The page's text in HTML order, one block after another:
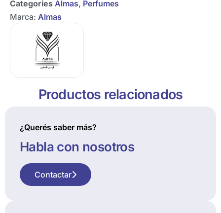
Categories Almas, Perfumes
Marca: Almas
Productos relacionados
¿Querés saber más?
Habla con nosotros
Contactar